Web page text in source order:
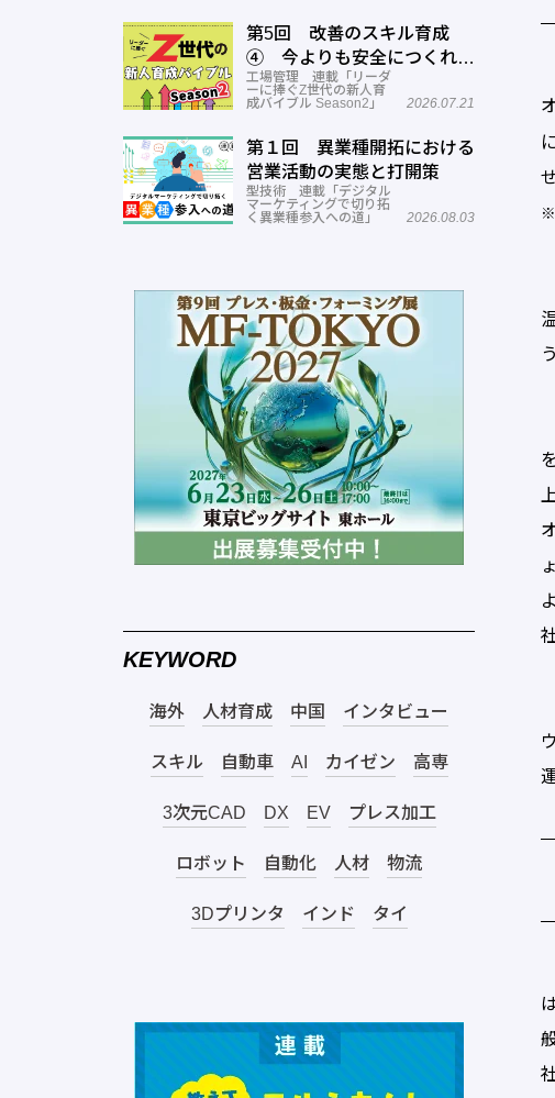
※
第5回 改善のスキル育成
④ 今よりも安全につくれる
スキルを高める
工場管理 連載「リーダ
ーに捧ぐZ世代の新人育
成バイブル Season2」
2026.07.21
第１回 異業種開拓における
営業活動の実態と打開策
型技術 連載「デジタル
マーケティングで切り拓
く異業種参入への道」
2026.08.03
KEYWORD
海外 人材育成 中国 インタビュー
スキル 自動車 AI カイゼン 高専
3次元CAD DX EV プレス加工
ロボット 自動化 人材 物流
3Dプリンタ インド タイ